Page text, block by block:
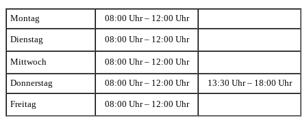
Montag 08:00 Uhr – 12:00 Uhr
Dienstag 08:00 Uhr – 12:00 Uhr
Mittwoch 08:00 Uhr – 12:00 Uhr
Donnerstag 08:00 Uhr – 12:00 Uhr 13:30 Uhr – 18:00 Uhr
Freitag 08:00 Uhr – 12:00 Uhr